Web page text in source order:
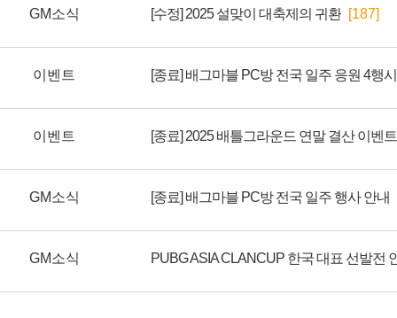
GM소식 [수정] 2025 설맞이 대축제의 귀환 [187]
이벤트 [종료] 배그마블 PC방 전국 일주 응원 4행
이벤트 [종료] 2025 배틀그라운드 연말 결산 이벤트
GM소식 [종료] 배그마블 PC방 전국 일주 행사 안내
GM소식 PUBG ASIA CLANCUP 한국 대표 선발전